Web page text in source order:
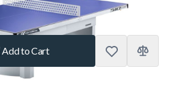
In stock
Add to Cart